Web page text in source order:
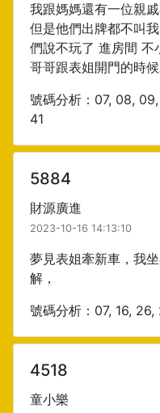
我跟媽媽還有一位親
但是他們出牌都不叫
們說不玩了 進房間 不
哥哥跟表姐開門的時
號碼分析：07, 08,
41
5884
財源廣進
2023-10-16 14:13:10
夢見表姐牽新車，我
解，
號碼分析：07, 16, 26,
4518
童小樂